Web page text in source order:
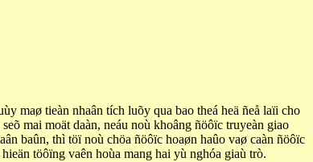
maø tieàn nhaân tích luõy qua bao theá heä ñeå laïi cho
mai moät daàn, neáu noù khoâng ñöôïc truyeàn giao
baûn, thì töï noù chöa ñöôïc hoaøn haûo vaø caàn ñöôïc
töôïng vaên hoùa mang hai yù nghóa giaù trò.